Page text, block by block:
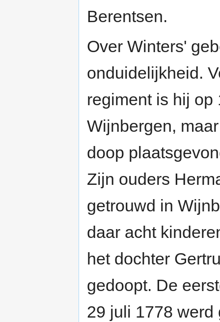
Berentsen.
Over Winters'
onduidelijkheid.
regiment is hij
Wijnbergen,
doop
Zijn ouders
getrouwd in
daar acht
het dochter
gedoopt. De
29 juli 1778 werd